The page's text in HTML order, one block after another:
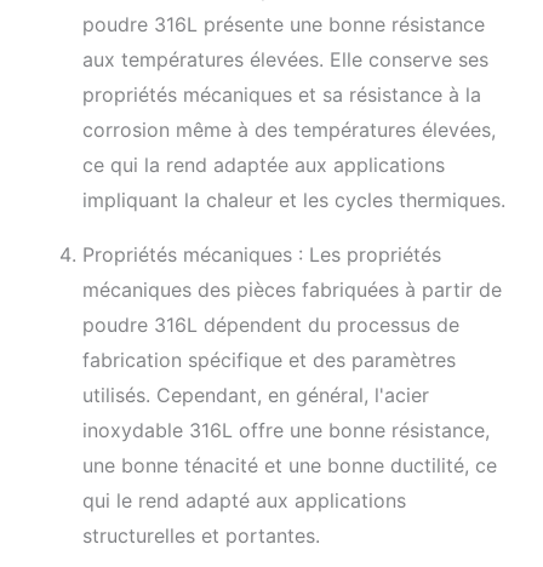
poudre 316L présente une bonne résistance
aux températures élevées. Elle conserve ses
propriétés mécaniques et sa résistance à la
corrosion même à des températures élevées,
ce qui la rend adaptée aux applications
impliquant la chaleur et les cycles thermiques.
Propriétés mécaniques : Les propriétés
mécaniques des pièces fabriquées à partir de
poudre 316L dépendent du processus de
fabrication spécifique et des paramètres
utilisés. Cependant, en général, l'acier
inoxydable 316L offre une bonne résistance,
une bonne ténacité et une bonne ductilité, ce
qui le rend adapté aux applications
structurelles et portantes.